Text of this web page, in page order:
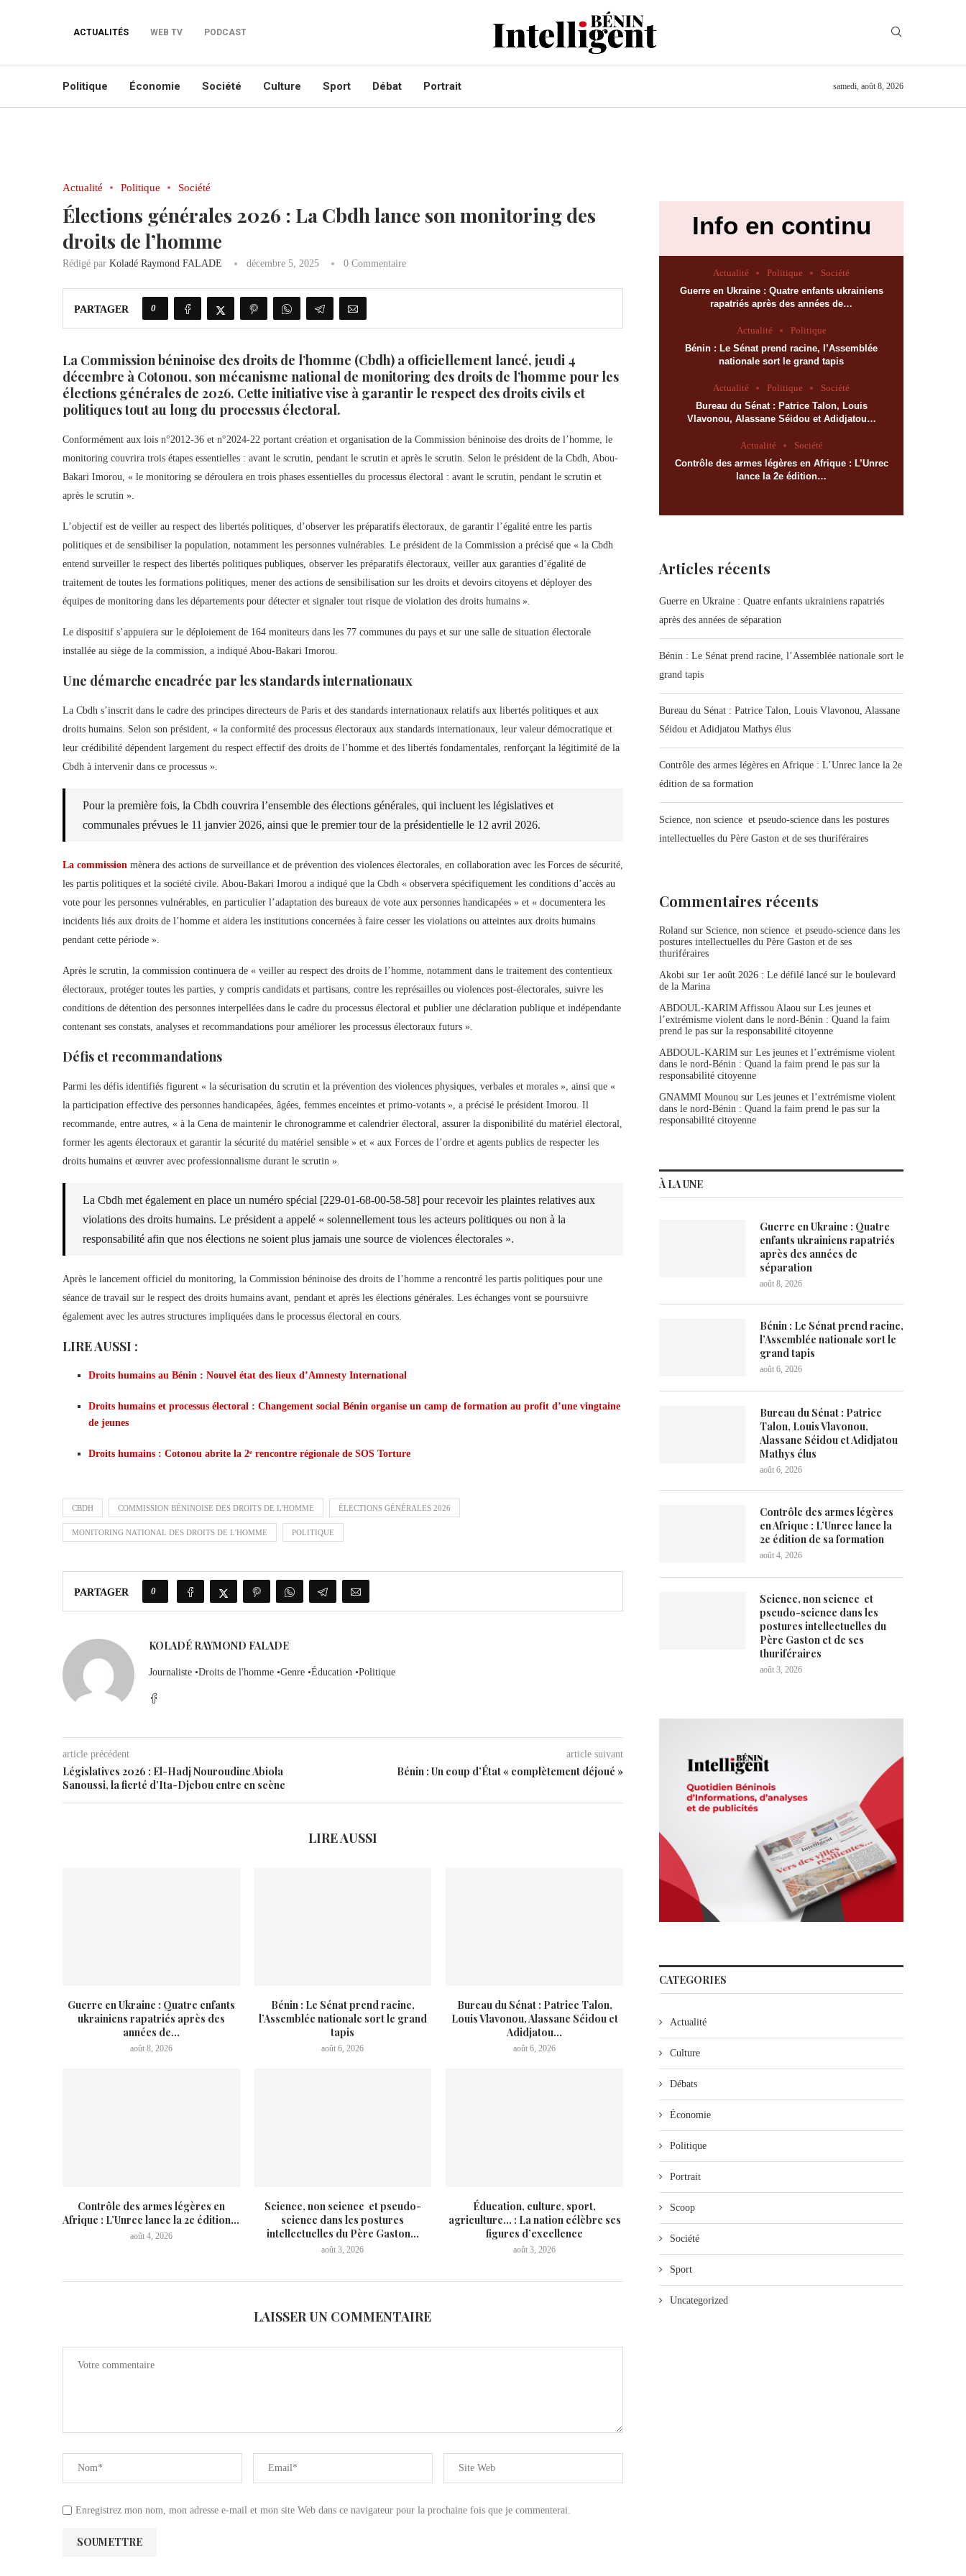
ACTUALITÉS WEB TV PODCAST
Politique Économie Société Culture Sport Débat Portrait samedi, août 8, 2026
Actualité Politique Société
Élections générales 2026 : La Cbdh lance son monitoring des
droits de l’homme
Rédigé par Koladé Raymond FALADE décembre 5, 2025 0 Commentaire
PARTAGER 0
La Commission béninoise des droits de l’homme (Cbdh) a officiellement lancé, jeudi 4
décembre à Cotonou, son mécanisme national de monitoring des droits de l’homme pour les
élections générales de 2026. Cette initiative vise à garantir le respect des droits civils et
politiques tout au long du processus électoral.
Conformément aux lois n°2012-36 et n°2024-22 portant création et organisation de la Commission béninoise des droits de l’homme, le
monitoring couvrira trois étapes essentielles : avant le scrutin, pendant le scrutin et après le scrutin. Selon le président de la Cbdh, Abou-
Bakari Imorou, « le monitoring se déroulera en trois phases essentielles du processus électoral : avant le scrutin, pendant le scrutin et
après le scrutin ».
L’objectif est de veiller au respect des libertés politiques, d’observer les préparatifs électoraux, de garantir l’égalité entre les partis
politiques et de sensibiliser la population, notamment les personnes vulnérables. Le président de la Commission a précisé que « la Cbdh
entend surveiller le respect des libertés politiques publiques, observer les préparatifs électoraux, veiller aux garanties d’égalité de
traitement de toutes les formations politiques, mener des actions de sensibilisation sur les droits et devoirs citoyens et déployer des
équipes de monitoring dans les départements pour détecter et signaler tout risque de violation des droits humains ».
Le dispositif s’appuiera sur le déploiement de 164 moniteurs dans les 77 communes du pays et sur une salle de situation électorale
installée au siège de la commission, a indiqué Abou-Bakari Imorou.
Une démarche encadrée par les standards internationaux
La Cbdh s’inscrit dans le cadre des principes directeurs de Paris et des standards internationaux relatifs aux libertés politiques et aux
droits humains. Selon son président, « la conformité des processus électoraux aux standards internationaux, leur valeur démocratique et
leur crédibilité dépendent largement du respect effectif des droits de l’homme et des libertés fondamentales, renforçant la légitimité de la
Cbdh à intervenir dans ce processus ».
Pour la première fois, la Cbdh couvrira l’ensemble des élections générales, qui incluent les législatives et
communales prévues le 11 janvier 2026, ainsi que le premier tour de la présidentielle le 12 avril 2026.
La commission mènera des actions de surveillance et de prévention des violences électorales, en collaboration avec les Forces de sécurité,
les partis politiques et la société civile. Abou-Bakari Imorou a indiqué que la Cbdh « observera spécifiquement les conditions d’accès au
vote pour les personnes vulnérables, en particulier l’adaptation des bureaux de vote aux personnes handicapées » et « documentera les
incidents liés aux droits de l’homme et aidera les institutions concernées à faire cesser les violations ou atteintes aux droits humains
pendant cette période ».
Après le scrutin, la commission continuera de « veiller au respect des droits de l’homme, notamment dans le traitement des contentieux
électoraux, protéger toutes les parties, y compris candidats et partisans, contre les représailles ou violences post-électorales, suivre les
conditions de détention des personnes interpellées dans le cadre du processus électoral et publier une déclaration publique et indépendante
contenant ses constats, analyses et recommandations pour améliorer les processus électoraux futurs ».
Défis et recommandations
Parmi les défis identifiés figurent « la sécurisation du scrutin et la prévention des violences physiques, verbales et morales », ainsi que «
la participation effective des personnes handicapées, âgées, femmes enceintes et primo-votants », a précisé le président Imorou. Il
recommande, entre autres, « à la Cena de maintenir le chronogramme et calendrier électoral, assurer la disponibilité du matériel électoral,
former les agents électoraux et garantir la sécurité du matériel sensible » et « aux Forces de l’ordre et agents publics de respecter les
droits humains et œuvrer avec professionnalisme durant le scrutin ».
La Cbdh met également en place un numéro spécial [229-01-68-00-58-58] pour recevoir les plaintes relatives aux
violations des droits humains. Le président a appelé « solennellement tous les acteurs politiques ou non à la
responsabilité afin que nos élections ne soient plus jamais une source de violences électorales ».
Après le lancement officiel du monitoring, la Commission béninoise des droits de l’homme a rencontré les partis politiques pour une
séance de travail sur le respect des droits humains avant, pendant et après les élections générales. Les échanges vont se poursuivre
également avec les autres structures impliquées dans le processus électoral en cours.
LIRE AUSSI :
Droits humains au Bénin : Nouvel état des lieux d’Amnesty International
Droits humains et processus électoral : Changement social Bénin organise un camp de formation au profit d’une vingtaine
de jeunes
Droits humains : Cotonou abrite la 2ᵉ rencontre régionale de SOS Torture
CBDH COMMISSION BÉNINOISE DES DROITS DE L'HOMME ÉLECTIONS GÉNÉRALES 2026
MONITORING NATIONAL DES DROITS DE L'HOMME POLITIQUE
PARTAGER 0
KOLADÉ RAYMOND FALADE
Journaliste •Droits de l'homme •Genre •Éducation •Politique
article précédent
Législatives 2026 : El-Hadj Nouroudine Abiola
Sanoussi, la fierté d’Ita-Djebou entre en scène
article suivant
Bénin : Un coup d’État « complètement déjoué »
LIRE AUSSI
Guerre en Ukraine : Quatre enfants
ukrainiens rapatriés après des
années de...
août 8, 2026
Bénin : Le Sénat prend racine,
l’Assemblée nationale sort le grand
tapis
août 6, 2026
Bureau du Sénat : Patrice Talon,
Louis Vlavonou, Alassane Séidou et
Adidjatou...
août 6, 2026
Contrôle des armes légères en
Afrique : L’Unrec lance la 2e édition...
août 4, 2026
Science, non science et pseudo-
science dans les postures
intellectuelles du Père Gaston...
août 3, 2026
Éducation, culture, sport,
agriculture… : La nation célèbre ses
figures d’excellence
août 3, 2026
LAISSER UN COMMENTAIRE
Enregistrez mon nom, mon adresse e-mail et mon site Web dans ce navigateur pour la prochaine fois que je commenterai.
Info en continu
Actualité Politique
Société
Guerre en Ukraine : Quatre enfants ukrainiens
rapatriés après des années de…
Actualité
Politique
Bénin : Le Sénat prend racine, l’Assemblée
nationale sort le grand tapis
Actualité Politique
Société
Bureau du Sénat : Patrice Talon, Louis
Vlavonou, Alassane Séidou et Adidjatou…
Actualité
Société
Contrôle des armes légères en Afrique : L’Unrec
lance la 2e édition…
Articles récents
Guerre en Ukraine : Quatre enfants ukrainiens rapatriés
après des années de séparation
Bénin : Le Sénat prend racine, l’Assemblée nationale sort le
grand tapis
Bureau du Sénat : Patrice Talon, Louis Vlavonou, Alassane
Séidou et Adidjatou Mathys élus
Contrôle des armes légères en Afrique : L’Unrec lance la 2e
édition de sa formation
Science, non science et pseudo-science dans les postures
intellectuelles du Père Gaston et de ses thuriféraires
Commentaires récents
Roland sur Science, non science et pseudo-science dans les
postures intellectuelles du Père Gaston et de ses
thuriféraires
Akobi sur 1er août 2026 : Le défilé lancé sur le boulevard
de la Marina
ABDOUL-KARIM Affissou Alaou sur Les jeunes et
l’extrémisme violent dans le nord-Bénin : Quand la faim
prend le pas sur la responsabilité citoyenne
ABDOUL-KARIM sur Les jeunes et l’extrémisme violent
dans le nord-Bénin : Quand la faim prend le pas sur la
responsabilité citoyenne
GNAMMI Mounou sur Les jeunes et l’extrémisme violent
dans le nord-Bénin : Quand la faim prend le pas sur la
responsabilité citoyenne
À LA UNE
Guerre en Ukraine : Quatre
enfants ukrainiens rapatriés
après des années de
séparation
août 8, 2026
Bénin : Le Sénat prend racine,
l’Assemblée nationale sort le
grand tapis
août 6, 2026
Bureau du Sénat : Patrice
Talon, Louis Vlavonou,
Alassane Séidou et Adidjatou
Mathys élus
août 6, 2026
Contrôle des armes légères
en Afrique : L’Unrec lance la
2e édition de sa formation
août 4, 2026
Science, non science et
pseudo-science dans les
postures intellectuelles du
Père Gaston et de ses
thuriféraires
août 3, 2026
CATEGORIES
Actualité
Culture
Débats
Économie
Politique
Portrait
Scoop
Société
Sport
Uncategorized